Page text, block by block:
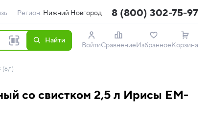
Регион: Нижний Новгород 8 (800) 302-75-97
Найти
ВойтиСравнениеИзбранноеКорзина
1)
со свистком 2,5 л Ирисы EM-